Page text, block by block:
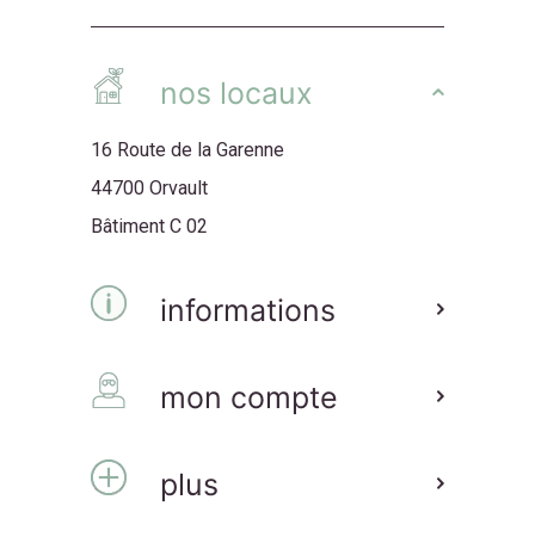
nos locaux
16 Route de la Garenne
44700 Orvault
Bâtiment C 02
informations
mon compte
plus